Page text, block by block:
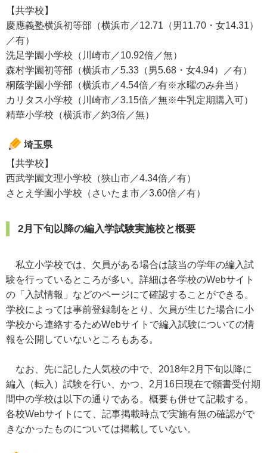
【共学校】
慶應義塾横浜初等部（横浜市／12.71（男11.70・女14.31）
／有）
洗足学園小学校（川崎市／10.92倍／無）
森村学園初等部（横浜市／5.33（男5.68・女4.94）／有）
桐蔭学園小学部（横浜市／4.54倍／有※水曜のみ弁当）
カリタス小学校（川崎市／3.15倍／無※牛乳定期購入可）
精華小学校（横浜市／約3倍／無）
埼玉県
【共学校】
西武学園文理小学校（狭山市／4.34倍／有）
さとえ学園小学校（さいたま市／3.60倍／有）
2月下旬以降の編入学試験実施校と概要
私立小学校では、欠員がある場合は該当の学年の編入試
験を行っているところが多い。詳細は各学校のWebサイト
の「入試情報」などのページにて確認することができる。
学校によっては事前登録制をとり、欠員が生じた場合に小
学校から連絡するためWebサイトで編入試験についての情
報を公開していないところもある。
なお、先に記した人気校の中で、2018年2月下旬以降に
編入（転入）試験を行い、かつ、2月16日現在で願書受付期
間中の学校は以下の通りである。概要も併せて記載する。
各校Webサイトにて、記事掲載時点で実施有無の確認がで
きなかったものについては掲載していない。